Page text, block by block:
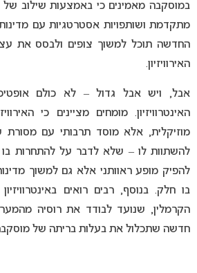
במוסקבה מאמינים כי באמצעות שילוב של
מתקדמת ושותפויות אסטרטגיות עם
החדשה תוכל למשוך צופים ולבסס את
האירוויזיון.
אבל, ויש אבל גדול – לא כולם
האינטרוויזיון. מומחים מציינים כי
להשתוות לו – שלא לדבר על להתחרות
להפיק מופע ראוותני אלא גם למשוך
בו חלק. בנוסף, רבים רואים
הקרמלין, שנועד לבודד את רוסיה
חדשה שתכלול את בעלות בריתה של